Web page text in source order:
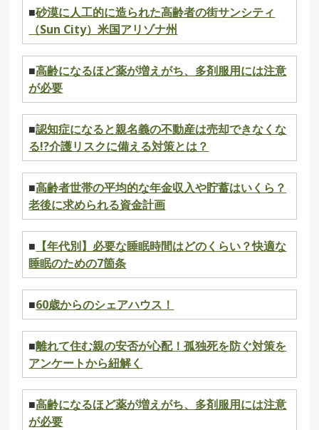
■砂漠に人工的に造られた高齢者の街サンシティ
（Sun City）米国アリゾナ州
■高齢になるほど薬が増えがち、多剤服用には注意
が必要
■認知症になると親名義の不動産は売却できなくな
る!?介護リスクに備える対策とは？
■高齢者世帯の平均的な年金収入や貯蓄はいくら？
老後に求められる資金計画
■ 【年代別】必要な睡眠時間はどのくらい？快適な
睡眠のための7箇条
■60歳からのシェアハウス！
■離れて住む親の安否が心配！孤独死を防ぐ対策を
アンケートから紐解く
■高齢になるほど薬が増えがち、多剤服用には注意
が必要